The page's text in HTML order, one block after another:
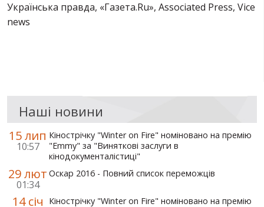
Українська правда, «Газета.Ru», Associated Press, Vice
news
Наші новини
15 лип
10:57
Кінострічку "Winter on Fire" номіновано на премію
"Emmy" за "Виняткові заслуги в
кінодокументалістиці"
29 лют
01:34
Оскар 2016 - Повний список переможців
14 січ
Кінострічку "Winter on Fire" номіновано на премію